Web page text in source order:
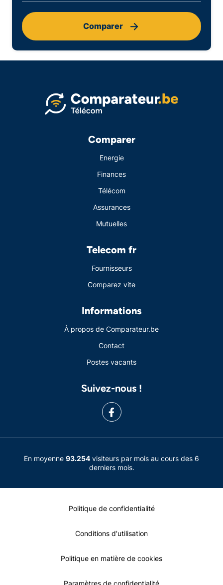
Comparer
Comparer
Energie
Finances
Télécom
Assurances
Mutuelles
Telecom fr
Fournisseurs
Comparez vite
Informations
À propos de Comparateur.be
Contact
Postes vacants
Suivez-nous !
En moyenne 93.254 visiteurs par mois au cours des 6
derniers mois.
Politique de confidentialité
Conditions d'utilisation
Politique en matière de cookies
Paramètres de confidentialité